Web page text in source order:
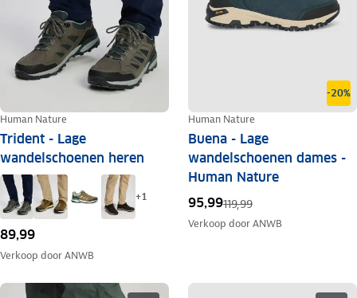
Human Nature
Trident - Lage
wandelschoenen heren
+1
89,99
Verkoop doorANWB
-20%
Human Nature
Buena - Lage
wandelschoenen dames -
Human Nature
95,99119,99
Verkoop doorANWB